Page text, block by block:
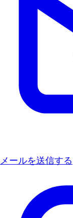
メールを送信する